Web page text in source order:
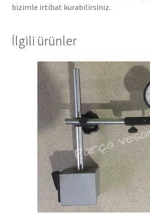
bizimle irtibat kurabilirsiniz.
İlgili ürünler